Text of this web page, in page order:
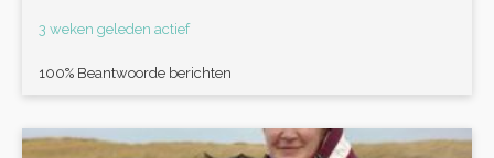
3 weken geleden actief
100% Beantwoorde berichten